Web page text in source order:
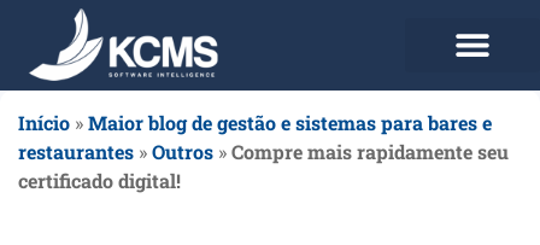
Início »Maior blog de gestão e sistemas para bares e
restaurantes »Outros »Compre mais rapidamente seu
certificado digital!